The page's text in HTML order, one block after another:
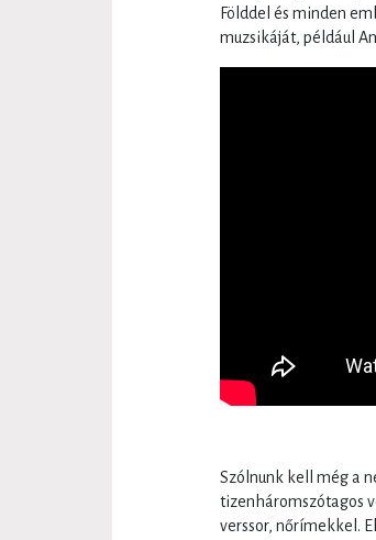
Földdel és minden
muzsikáját, például
Szólnunk kell még a
tizenháromszótagos
verssor, nőrímekkel.